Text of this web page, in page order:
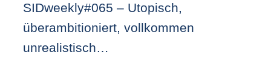
SIDweekly#065 – Utopisch,
überambitioniert, vollkommen
unrealistisch…